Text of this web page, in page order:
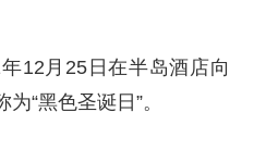
12月25日在半岛酒店向
“黑色圣诞日”。